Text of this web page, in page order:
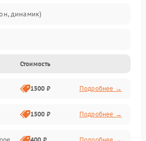
динамик)
и сенсором
Стоимость
1500 ₽ Подробнее →
1500 ₽ Подробнее →